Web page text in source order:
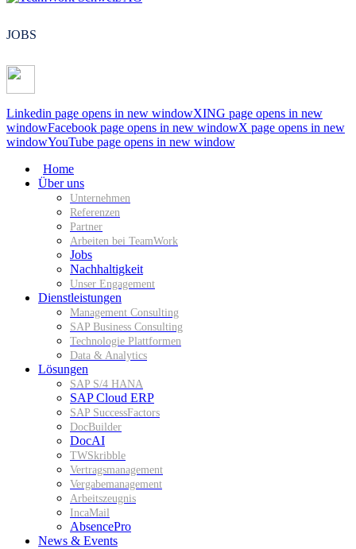
JOBS
Linkedin page opens in new windowXING page opens in new
windowFacebook page opens in new windowX page opens in new
windowYouTube page opens in new window
Home
Über uns
Unternehmen
Referenzen
Partner
Arbeiten bei TeamWork
Jobs
Nachhaltigkeit
Unser Engagement
Dienstleistungen
Management Consulting
SAP Business Consulting
Technologie Plattformen
Data & Analytics
Lösungen
SAP S/4 HANA
SAP Cloud ERP
SAP SuccessFactors
DocBuilder
DocAI
TWSkribble
Vertragsmanagement
Vergabemanagement
Arbeitszeugnis
IncaMail
AbsencePro
News & Events